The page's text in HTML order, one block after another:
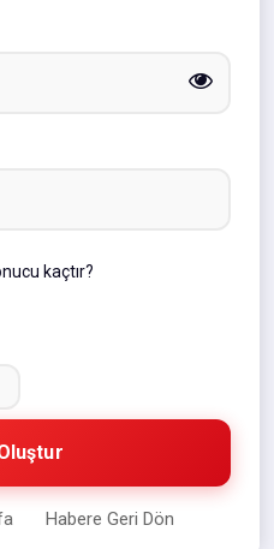
kaçtır?
Habere Geri Dön